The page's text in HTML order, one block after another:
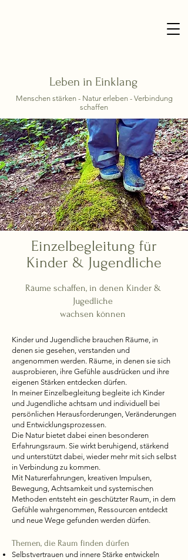
Leben in Einklang
Menschen stärken - Natur erleben - Verbindung
schaffen
Einzelbegleitung für
Kinder & Jugendliche
Räume schaffen, in denen Kinder &
Jugedliche
wachsen können
Kinder und Jugendliche brauchen Räume, in
denen sie gesehen, verstanden und
angenommen werden. Räume, in denen sie sich
ausprobieren, ihre Gefühle ausdrücken und ihre
eigenen Stärken entdecken dürfen.
In meiner Einzelbegleitung begleite ich Kinder
und Jugendliche achtsam und individuell bei
persönlichen Herausforderungen, Veränderungen
und Entwicklungsprozessen.
Die Natur bietet dabei einen besonderen
Erfahrungsraum. Sie wirkt beruhigend, stärkend
und unterstützt dabei, wieder mehr mit sich selbst
in Verbindung zu kommen.
Mit Naturerfahrungen, kreativen Impulsen,
Bewegung, Achtsamkeit und systemischen
Methoden entsteht ein geschützter Raum, in dem
Gefühle wahrgenommen, Ressourcen entdeckt
und neue Wege gefunden werden dürfen.
Themen, die Raum finden dürfen
Selbstvertrauen und innere Stärke entwickeln